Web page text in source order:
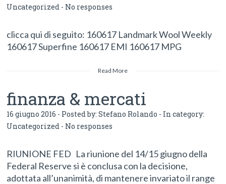
Uncategorized - No responses
clicca qui di seguito: 160617 Landmark Wool Weekly
160617 Superfine 160617 EMI 160617 MPG
Read More
finanza & mercati
16 giugno 2016 - Posted by:Stefano Rolando - In category:
Uncategorized - No responses
RIUNIONE FED La riunione del 14/15 giugno della
Federal Reserve si è conclusa con la decisione,
adottata all’unanimità, di mantenere invariato il range